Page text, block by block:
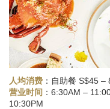
人均消费 ：自助餐 S$45 –
营业时间 ：6:30AM –
10:30PM